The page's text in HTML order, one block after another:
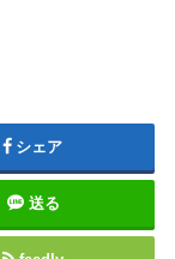
シェア
送る